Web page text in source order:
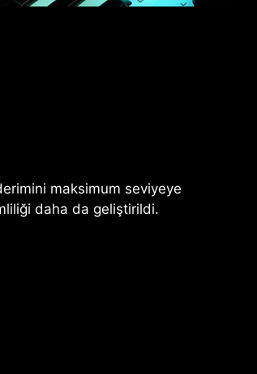
maksimum seviyeye
daha da geliştirildi.